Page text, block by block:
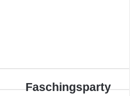
Faschingsparty
Faschingsparty